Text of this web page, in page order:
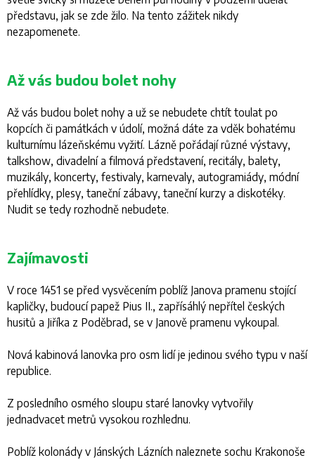
představu, jak se zde žilo. Na tento zážitek nikdy
nezapomenete.
Až vás budou bolet nohy
Až vás budou bolet nohy a už se nebudete chtít toulat po
kopcích či památkách v údolí, možná dáte za vděk bohatému
kulturnímu lázeňskému vyžití. Lázně pořádají různé výstavy,
talkshow, divadelní a filmová představení, recitály, balety,
muzikály, koncerty, festivaly, karnevaly, autogramiády, módní
přehlídky, plesy, taneční zábavy, taneční kurzy a diskotéky.
Nudit se tedy rozhodně nebudete.
Zajímavosti
V roce 1451 se před vysvěcením poblíž Janova pramenu stojící
kapličky, budoucí papež Pius II., zapřísáhlý nepřítel českých
husitů a Jiříka z Poděbrad, se v Janově pramenu vykoupal.
Nová kabinová lanovka pro osm lidí je jedinou svého typu v naší
republice.
Z posledního osmého sloupu staré lanovky vytvořily
jednadvacet metrů vysokou rozhlednu.
Poblíž kolonády v Jánských Lázních naleznete sochu Krakonoše